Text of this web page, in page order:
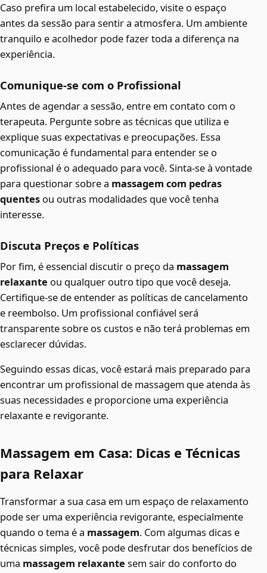
Caso prefira um local estabelecido, visite o espaço
antes da sessão para sentir a atmosfera. Um ambiente
tranquilo e acolhedor pode fazer toda a diferença na
experiência.
Comunique-se com o Profissional
Antes de agendar a sessão, entre em contato com o
terapeuta. Pergunte sobre as técnicas que utiliza e
explique suas expectativas e preocupações. Essa
comunicação é fundamental para entender se o
profissional é o adequado para você. Sinta-se à vontade
para questionar sobre a massagem com pedras
quentes ou outras modalidades que você tenha
interesse.
Discuta Preços e Políticas
Por fim, é essencial discutir o preço da massagem
relaxante ou qualquer outro tipo que você deseja.
Certifique-se de entender as políticas de cancelamento
e reembolso. Um profissional confiável será
transparente sobre os custos e não terá problemas em
esclarecer dúvidas.
Seguindo essas dicas, você estará mais preparado para
encontrar um profissional de massagem que atenda às
suas necessidades e proporcione uma experiência
relaxante e revigorante.
Massagem em Casa: Dicas e Técnicas
para Relaxar
Transformar a sua casa em um espaço de relaxamento
pode ser uma experiência revigorante, especialmente
quando o tema é a massagem. Com algumas dicas e
técnicas simples, você pode desfrutar dos benefícios de
uma massagem relaxante sem sair do conforto do